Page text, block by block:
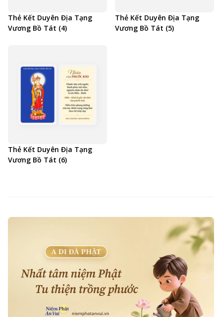
Thẻ Kết Duyên Địa Tạng
Vương Bồ Tát (4)
Thẻ Kết Duyên Địa Tạng
Vương Bồ Tát (5)
Thẻ Kết Duyên Địa Tạng
Vương Bồ Tát (6)